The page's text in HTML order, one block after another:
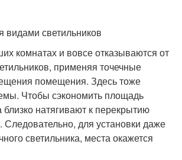
светильников
комнатах и вовсе отказываются от
применяя точечные
помещения. Здесь тоже
Чтобы сэкономить площадь
натягивают к перекрытию
Следовательно, для установки даже
светильника, места окажется